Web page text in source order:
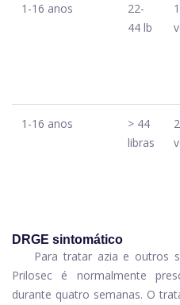
1-16 anos
22-
44 lb
1-16 anos
> 44
libras
DRGE sintomático
Para tratar azia e outros
Prilosec é normalmente
durante quatro semanas. O